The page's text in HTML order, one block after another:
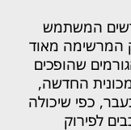
המשתמש
המרשימה מאוד
שהופכים
החדשה,
כפי שיכולה
לפירוק